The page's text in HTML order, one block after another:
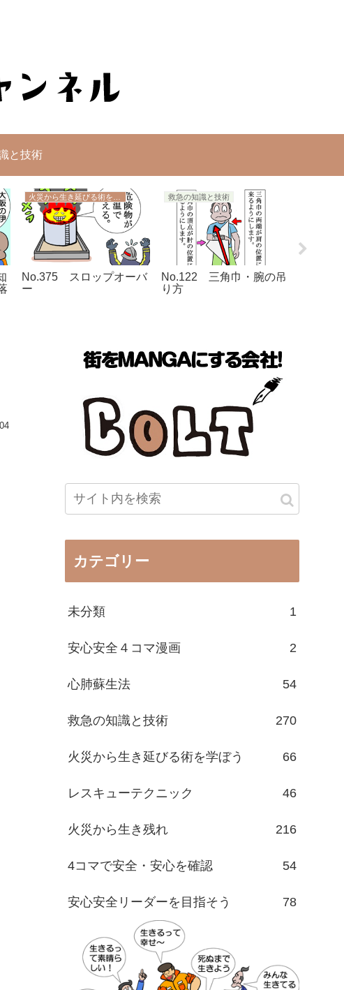
と技術
No.375 スロップオーバ
ー
救急の知識と技術
No.122 三角巾・腕の吊
り方
カテゴリー
未分類 1
安心安全４コマ漫画 2
心肺蘇生法 54
救急の知識と技術 270
火災から生き延びる術を学ぼう 66
レスキューテクニック 46
火災から生き残れ 216
4コマで安全・安心を確認 54
安心安全リーダーを目指そう 78